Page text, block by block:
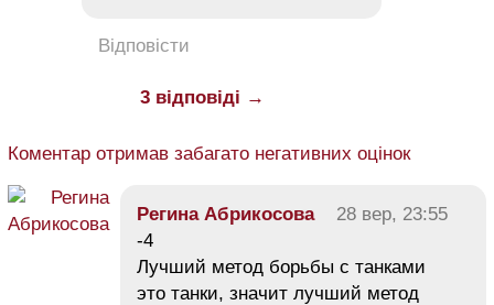
Відповісти
3 відповіді →
Коментар отримав забагато негативних оцінок
Регина Абрикосова
28 вер, 23:55
-4
Лучший метод борьбы с танками
это танки, значит лучший метод